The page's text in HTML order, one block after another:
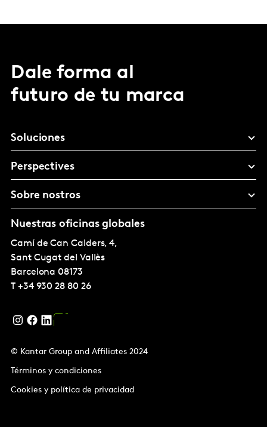
Dale forma al
futuro de tu marca
Soluciones
Perspectives
Sobre nostros
Nuestras oficinas globales
Camí de Can Calders, 4,
Sant Cugat del Vallès
Barcelona 08173
T +34 930 28 80 26
© Kantar Group and Affiliates 2024
Términos y condiciones
Cookies y política de privacidad